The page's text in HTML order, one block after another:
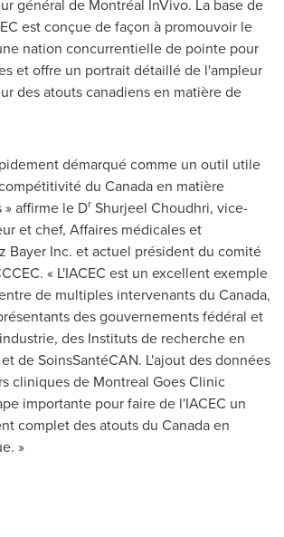
général de Montréal InVivo. La base de
est conçue de façon à promouvoir le
nation concurrentielle de pointe pour
et offre un portrait détaillé de l'ampleur
des atouts canadiens en matière de
démarqué comme un outil utile
du Canadaen matière
affirme le Dr Shurjeel Choudhri, vice-
et chef, Affaires médicales et
Bayer Inc. et actuel président du comité
« L'IACEC est un excellent exemple
de multiples intervenants du Canada,
des gouvernements fédéral et
des Instituts de recherche en
et de SoinsSantéCAN. L'ajout des données
cliniques de Montreal Goes Clinic
importante pour faire de l'IACEC un
complet des atouts du Canadaen
»